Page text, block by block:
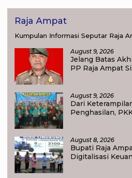
Raja Ampat
Kumpulan Informasi Seputar Raja
August 9, 2026
Jelang Batas
PP Raja Ampat
August 9, 2026
Dari
Penghasilan,
August 8, 2026
Bupati Raja
Digitalisasi